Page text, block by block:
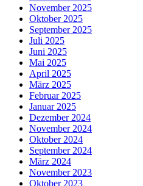
November 2025
Oktober 2025
September 2025
Juli 2025
Juni 2025
Mai 2025
April 2025
März 2025
Februar 2025
Januar 2025
Dezember 2024
November 2024
Oktober 2024
September 2024
März 2024
November 2023
Oktober 2023